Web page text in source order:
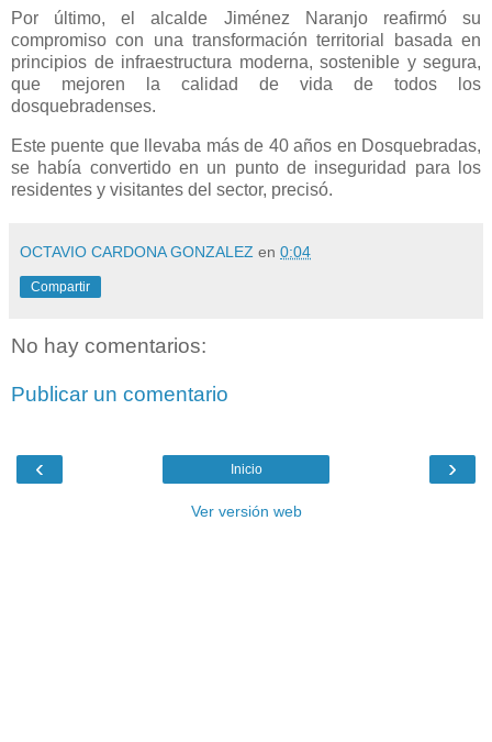
Por último, el alcalde Jiménez Naranjo reafirmó su
compromiso con una transformación territorial basada en
principios de infraestructura moderna, sostenible y segura,
que mejoren la calidad de vida de todos los
dosquebradenses.
Este puente que llevaba más de 40 años en Dosquebradas,
se había convertido en un punto de inseguridad para los
residentes y visitantes del sector, precisó.
OCTAVIO CARDONA GONZALEZ en 0:04
Compartir
No hay comentarios:
Publicar un comentario
‹ ›
Inicio
Ver versión web